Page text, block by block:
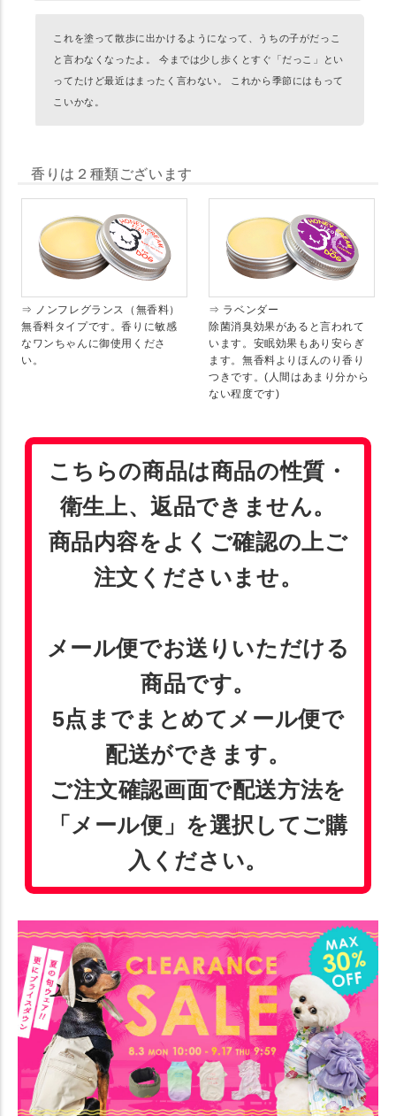
これを塗って散歩に出かけるようになって、うちの子がだっこ
と言わなくなったよ。 今までは少し歩くとすぐ「だっこ」とい
ってたけど最近はまったく言わない。 これから季節にはもって
こいかな。
香りは２種類ございます
⇒ ノンフレグランス（無香料）
無香料タイプです。香りに敏感
なワンちゃんに御使用くださ
い。
⇒ ラベンダー
除菌消臭効果があると言われて
います。安眠効果もあり安らぎ
ます。無香料よりほんのり香り
つきです。(人間はあまり分から
ない程度です)
こちらの商品は商品の性質・
衛生上、返品できません。
商品内容をよくご確認の上ご
注文くださいませ。
メール便でお送りいただける
商品です。
5点までまとめてメール便で
配送ができます。
ご注文確認画面で配送方法を
「メール便」を選択してご購
入ください。